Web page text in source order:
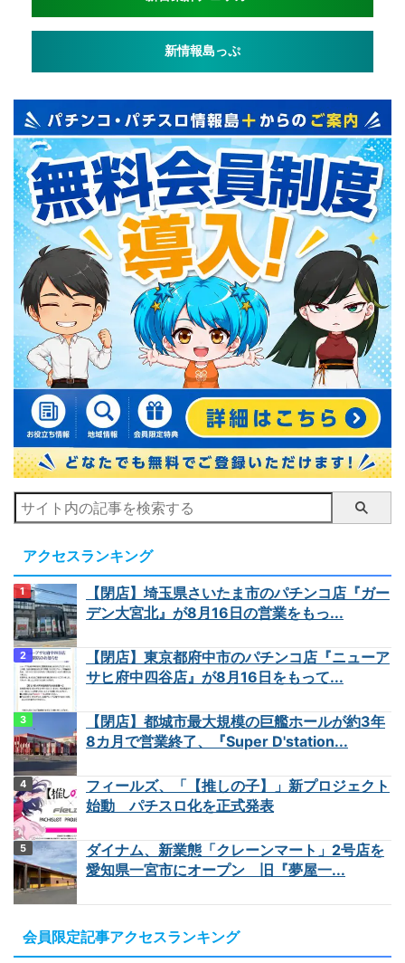
新情報島っぷ
アクセスランキング
【閉店】埼玉県さいたま市のパチンコ店『ガー
デン大宮北』が8月16日の営業をもっ...
【閉店】東京都府中市のパチンコ店『ニューア
サヒ府中四谷店』が8月16日をもって...
【閉店】都城市最大規模の巨艦ホールが約3年
8カ月で営業終了、『Super D'station...
フィールズ、「【推しの子】」新プロジェクト
始動 パチスロ化を正式発表
ダイナム、新業態「クレーンマート」2号店を
愛知県一宮市にオープン 旧『夢屋一...
会員限定記事アクセスランキング